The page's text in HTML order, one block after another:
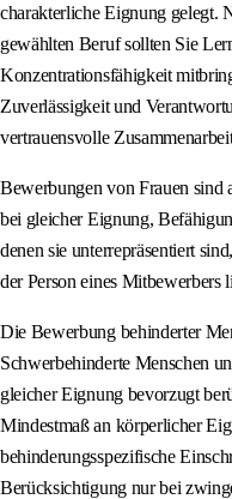
charakterliche Eignung gelegt.
gewählten Beruf sollten Sie
Konzentrationsfähigkeit
Zuverlässigkeit und
vertrauensvolle
Bewerbungen von Frauen sind
bei gleicher Eignung,
denen sie unterrepräsentiert
der Person eines Mitbewerbers
Die Bewerbung behinderter
Schwerbehinderte Menschen
gleicher Eignung bevorzugt
Mindestmaß an körperlicher
behinderungsspezifische
Berücksichtigung nur bei